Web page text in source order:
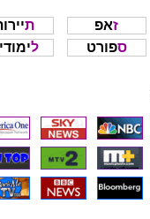
זאפ
ספורט